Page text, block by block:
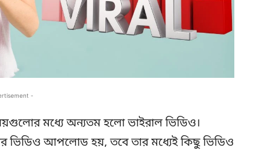
-
মধ্যে অন্যতম হলো ভাইরাল ভিডিও।
ভিডিও আপলোড হয়, তবে তার মধ্যেই কিছু ভিডিও